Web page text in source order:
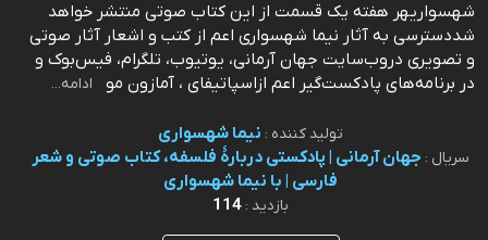
شهسواریهر هفته یک قسمت از این کتاب صوتی منتشر خواهد
شددسترسی به آثار نیما شهسواری اعم از کتب و اشعار آثار صوتی
و تصویری دروب‌سایت جهان آرمانی، یوتیوب، تلگرام، فیس‌بوک و
در برنامه‌های پادکست‌گیر اعم ازاسپاتیفای ، آمازون مو
ادامه...
تولید کننده : نیما شهسواری
سریال : جهان آرمانی | پادکستی دربارۀ فلسفه، کتاب صوتی و شعر
فارسی | با نیما شهسواری
بازدید : 114